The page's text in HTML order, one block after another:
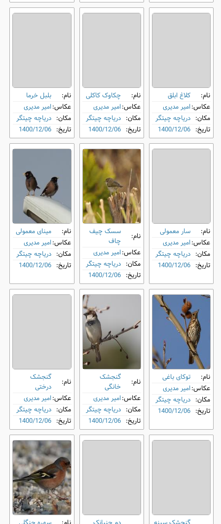
نام:
کلاغ ابلق
عکاس:امیر مدیری
مکان: دریاچه چیتگر
تاریخ: 1400/12/06
نام:
چکاوک کاکلی
عکاس:امیر مدیری
مکان: دریاچه چیتگر
تاریخ: 1400/12/06
نام:
بلبل خرما
عکاس:امیر مدیری
مکان: دریاچه چیتگر
تاریخ: 1400/12/06
نام:
سار معمولی
عکاس:امیر مدیری
مکان: دریاچه چیتگر
تاریخ: 1400/12/06
نام:
سسک چیف‌
چاف
عکاس:امیر مدیری
مکان: دریاچه چیتگر
تاریخ: 1400/12/06
نام:
مینای معمولی
عکاس:امیر مدیری
مکان: دریاچه چیتگر
تاریخ: 1400/12/06
نام:
توکای باغی
عکاس:امیر مدیری
مکان: دریاچه چیتگر
تاریخ: 1400/12/06
نام:
گنجشک
خانگی
عکاس:امیر مدیری
مکان: دریاچه چیتگر
تاریخ: 1400/12/06
نام:
گنجشک
درختی
عکاس:امیر مدیری
مکان: دریاچه چیتگر
تاریخ: 1400/12/06